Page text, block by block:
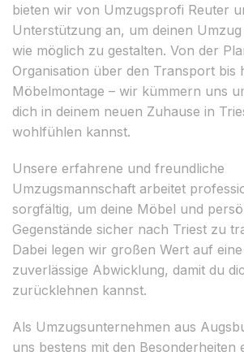
bieten wir von Umzugsprofi Reuter
Unterstützung an, um deinen
wie möglich zu gestalten. Von der
Organisation über den Transport bis
Möbelmontage – wir kümmern uns
dich in deinem neuen Zuhause in
wohlfühlen kannst.
Unsere erfahrene und freundliche
Umzugsmannschaft arbeitet
sorgfältig, um deine Möbel und
Gegenstände sicher nach Triest zu
Dabei legen wir großen Wert auf
zuverlässige Abwicklung, damit du
zurücklehnen kannst.
Als Umzugsunternehmen aus
uns bestens mit den Besonderheiten